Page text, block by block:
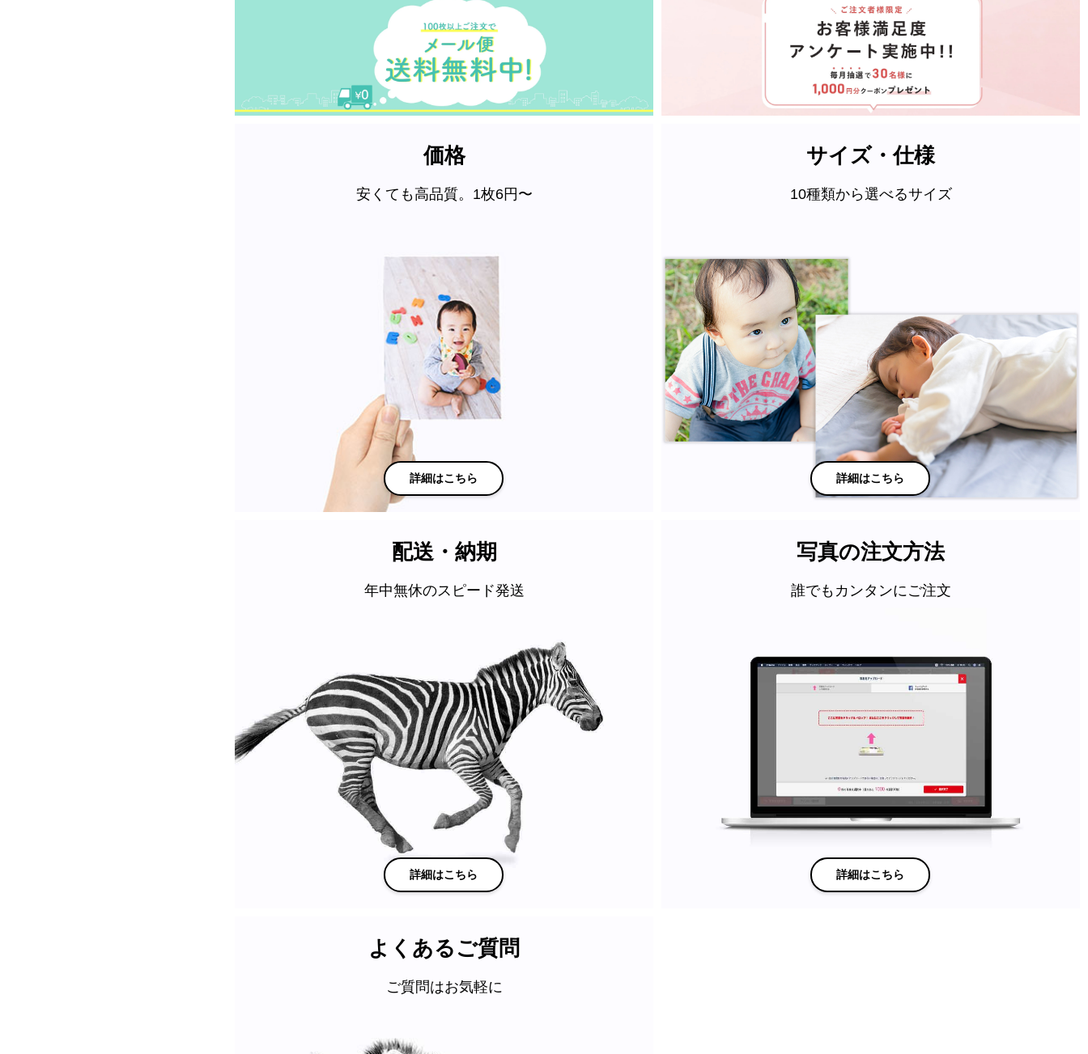
価格
安くても高品質。1枚6円〜
詳細はこちら
サイズ・仕様
10種類から選べるサイズ
詳細はこちら
配送・納期
年中無休のスピード発送
詳細はこちら
写真の注文方法
誰でもカンタンにご注文
詳細はこちら
よくあるご質問
ご質問はお気軽に